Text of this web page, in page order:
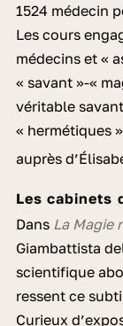
1524 médecin
Les cours
médecins et «
« savant »-«
véritable
« hermétiques
auprès
Les cabinets
Dans La Magie
Giambattista
scientifique
ressent ce
Curieux